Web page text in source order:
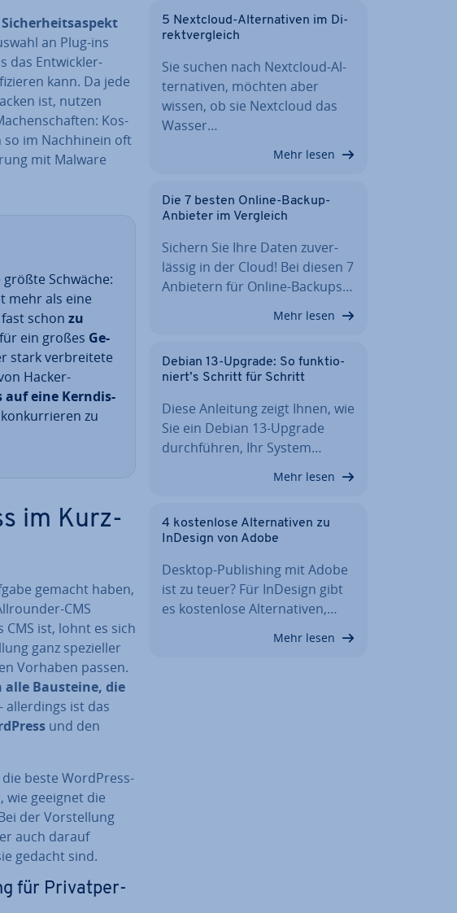
Si­cher­heits­aspekt
an Plug-ins
das Ent­wick­ler-
kann. Da jede
ist, nutzen
Kos­
so im Nach­hin­ein oft
mit Malware
Schwäche:
mehr als eine
schon zu
ein großes Ge­
stark ver­brei­te­te
Hacker-
auf eine Kern­dis­
zu
im Kurz­
gemacht haben,
CMS
ist, lohnt es sich
ganz spe­zi­el­ler
Vorhaben passen.
alle Bausteine, die
al­ler­dings ist das
und den
beste WordPress-
wie geeignet die
der Vor­stel­lung
auch darauf
gedacht sind.
für Pri­vat­per­
5 Nextcloud-Al­ter­na­ti­ven im Di­
rekt­ver­gleich
Sie suchen nach Nextcloud-Al­
ter­na­ti­ven, möchten aber
wissen, ob sie Nextcloud das
Wasser…
Mehr lesen
Die 7 besten Online-Backup-
Anbieter im Vergleich
Sichern Sie Ihre Daten zu­ver­
läs­sig in der Cloud! Bei diesen 7
Anbietern für Online-Backups…
Mehr lesen
Debian 13-Upgrade: So funk­tio­
niert’s Schritt für Schritt
Diese Anleitung zeigt Ihnen, wie
Sie ein Debian 13-Upgrade
durch­füh­ren, Ihr System…
Mehr lesen
4 kos­ten­lo­se Al­ter­na­ti­ven zu
InDesign von Adobe
Desktop-Pu­bli­shing mit Adobe
ist zu teuer? Für InDesign gibt
es kos­ten­lo­se Al­ter­na­ti­ven,…
Mehr lesen